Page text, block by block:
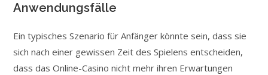
Anwendungsfälle
Ein typisches Szenario für Anfänger könnte sein, dass sie
sich nach einer gewissen Zeit des Spielens entscheiden,
dass das Online-Casino nicht mehr ihren Erwartungen